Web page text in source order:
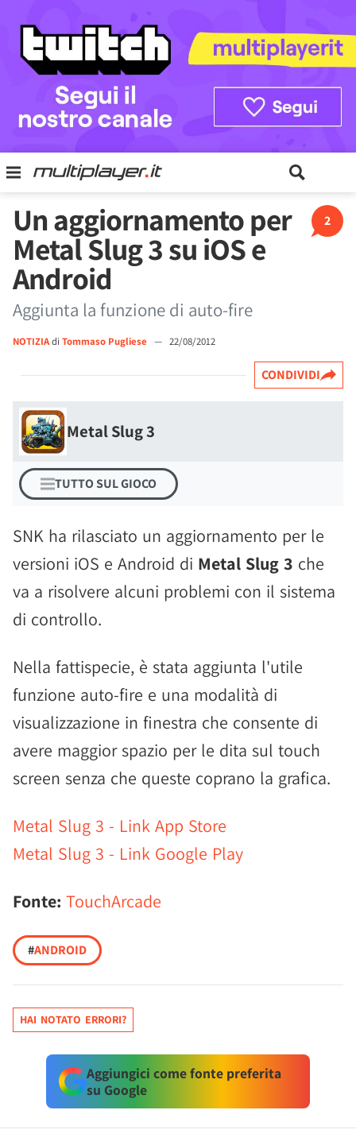
2
Un aggiornamento per
Metal Slug 3 su iOS e
Android
Aggiunta la funzione di auto-fire
NOTIZIAdi Tommaso Pugliese — 22/08/2012
CONDIVIDI
Metal Slug 3
TUTTO SUL GIOCO
SNK ha rilasciato un aggiornamento per le
versioni iOS e Android di Metal Slug 3 che
va a risolvere alcuni problemi con il sistema
di controllo.
Nella fattispecie, è stata aggiunta l'utile
funzione auto-fire e una modalità di
visualizzazione in finestra che consente di
avere maggior spazio per le dita sul touch
screen senza che queste coprano la grafica.
Metal Slug 3 - Link App Store
Metal Slug 3 - Link Google Play
Fonte: TouchArcade
#ANDROID
HAI NOTATO ERRORI?
Aggiungici come fonte preferita
su Google